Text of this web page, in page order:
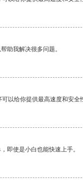
助我解决很多问题。
以给你提供最高速度和安全
即使是小白也能快速上手。